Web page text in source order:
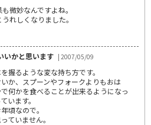
微妙なんですよね。
れしくなりました。
いかと思います | 2007/05/09
握るような変な持ち方です。
か、スプーンやフォークよりもおは
何かを食べることが出来るようになっ
います。
頃なので。
ていません。